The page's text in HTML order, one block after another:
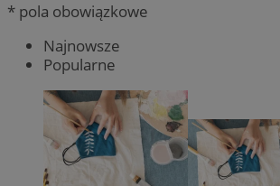
* pola obowiązkowe
Najnowsze
Popularne